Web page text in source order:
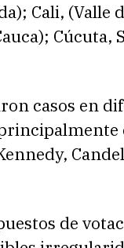
Cali, (Valle
casos en
de